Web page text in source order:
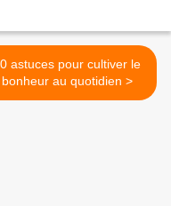
astuces pour cultiver le
bonheur au quotidien >